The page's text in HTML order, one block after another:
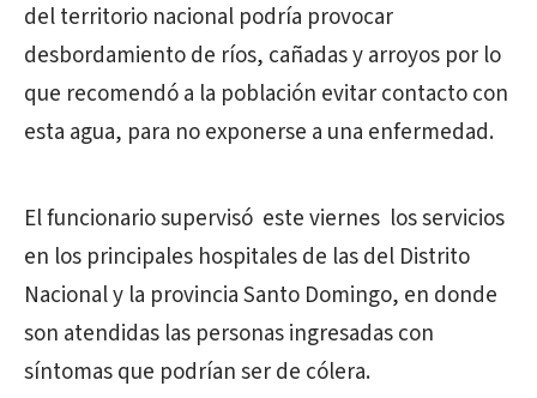
del territorio nacional podría provocar
desbordamiento de ríos, cañadas y arroyos por lo
que recomendó a la población evitar contacto con
esta agua, para no exponerse a una enfermedad.
El funcionario supervisó este viernes los servicios
en los principales hospitales de las del Distrito
Nacional y la provincia Santo Domingo, en donde
son atendidas las personas ingresadas con
síntomas que podrían ser de cólera.